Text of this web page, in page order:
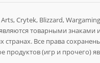
Crytek, Blizzard,
товарными знаками
Все права
(игр и прочего)